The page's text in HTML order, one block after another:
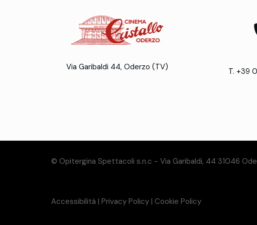
Via Garibaldi 44, Oderzo (TV) T. +39
© Opitergina Spettacoli s.n.c - Via Garibaldi, 44 31046
Accessibilità | Privacy Policy | Cookie Policy